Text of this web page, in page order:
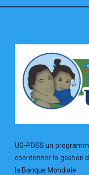
UG-PDSS un
coordonner la gestion
la Banque Mondiale